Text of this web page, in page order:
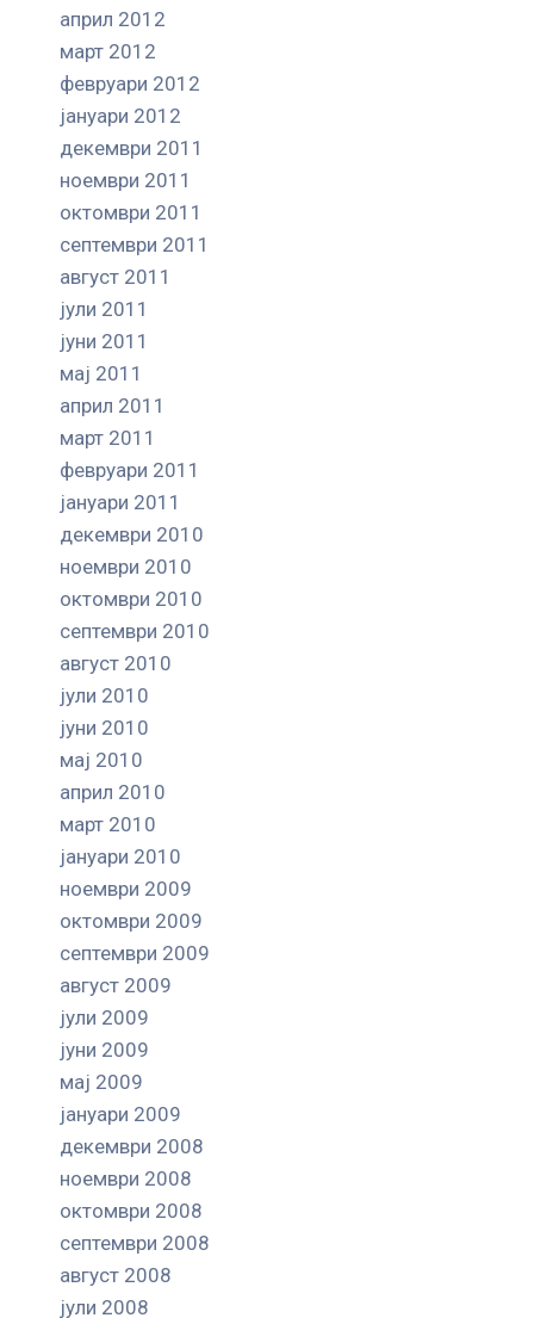
април 2012
март 2012
февруари 2012
јануари 2012
декември 2011
ноември 2011
октомври 2011
септември 2011
август 2011
јули 2011
јуни 2011
мај 2011
април 2011
март 2011
февруари 2011
јануари 2011
декември 2010
ноември 2010
октомври 2010
септември 2010
август 2010
јули 2010
јуни 2010
мај 2010
април 2010
март 2010
јануари 2010
ноември 2009
октомври 2009
септември 2009
август 2009
јули 2009
јуни 2009
мај 2009
јануари 2009
декември 2008
ноември 2008
октомври 2008
септември 2008
август 2008
јули 2008